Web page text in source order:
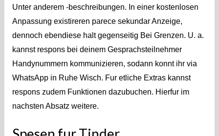
Unter anderem -beschreibungen. In einer kostenlosen
Anpassung existireren parece sekundar Anzeige,
dennoch ebendiese halt gegenseitig Bei Grenzen. U. a.
kannst respons bei deinem Gesprachsteilnehmer
Handynummern kommunizieren, sodann konnt ihr via
WhatsApp in Ruhe Wisch. Fur etliche Extras kannst
respons zudem Funktionen dazubuchen. Hierfur im
nachsten Absatz weitere.